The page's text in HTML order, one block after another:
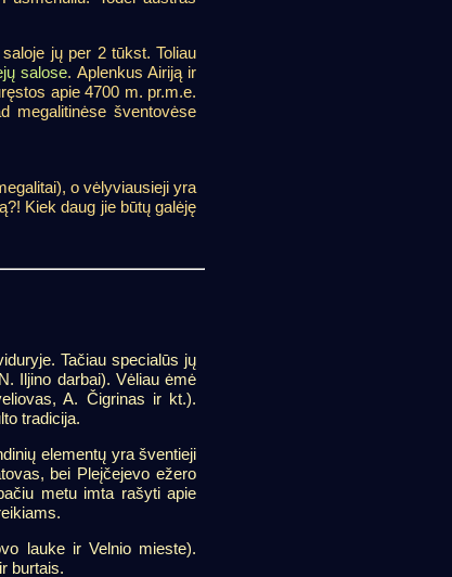
jų per 2 tūkst. Toliau
salose. Aplenkus Airiją ir
apie 4700 m. pr.m.e.
megalitinėse šventovėse
o vėlyviausieji yra
Kiek daug jie būtų galėję
Tačiau specialūs jų
Iljino darbai). Vėliau ėmė
A. Čigrinas ir kt.).
tradicija.
elementų yra šventieji
bei Pleįčejevo ežero
metu imta rašyti apie
lauke ir Velnio mieste).
burtais.